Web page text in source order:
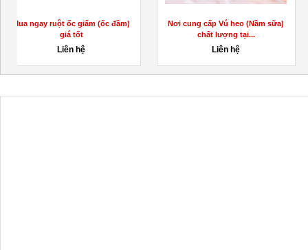
Đặc sản khô cá dứa 1 nắng mua ở
đâu uy tín
350,000đ
Bán thùng lanh 800l giữ lạnh
lâu giá cả...
130,000đ